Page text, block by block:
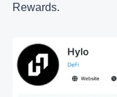
Rewards.